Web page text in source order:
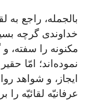
بالجمله، راجع به
خداوندى گرچه
مكنونه را سفته،
نموده‌‏اند؛ امّا
ايجاز، و شواهد
عرفانيّه لقائيّه